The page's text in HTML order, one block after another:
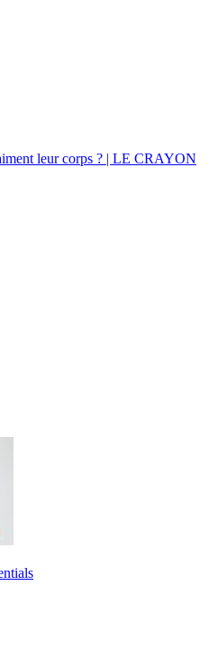
leur corps ? | LE CRAYON